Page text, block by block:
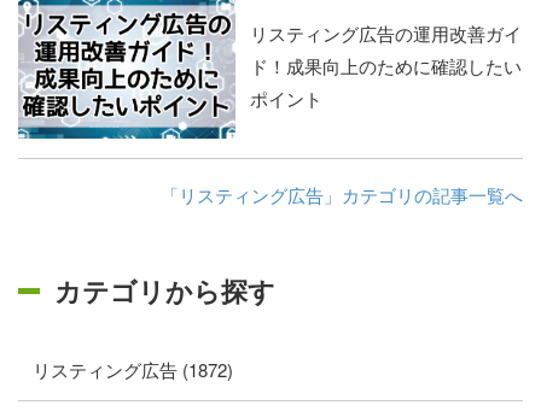
リスティング広告の運用改善ガイ
ド！成果向上のために確認したい
ポイント
「リスティング広告」カテゴリの記事一覧へ
カテゴリから探す
リスティング広告 (1872)